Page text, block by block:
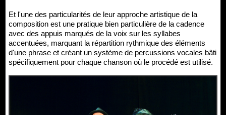
Et l'une des particularités de leur approche artistique de la
composition est une pratique bien particulière de la cadence
avec des appuis marqués de la voix sur les syllabes
accentuées, marquant la répartition rythmique des éléments
d'une phrase et créant un système de percussions vocales bâti
spécifiquement pour chaque chanson où le procédé est utilisé.